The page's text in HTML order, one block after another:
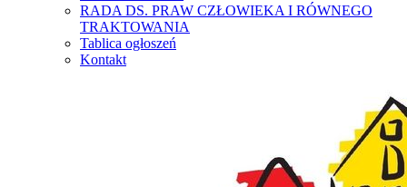
RADA DS. PRAW CZŁOWIEKA I RÓWNEGO
TRAKTOWANIA
Tablica ogłoszeń
Kontakt